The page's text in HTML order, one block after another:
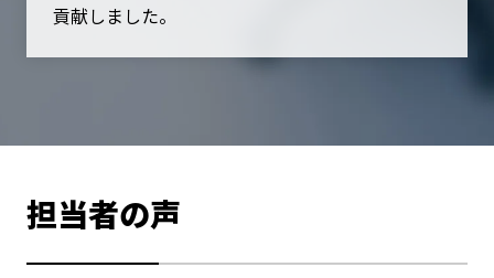
貢献しました。
担当者の声